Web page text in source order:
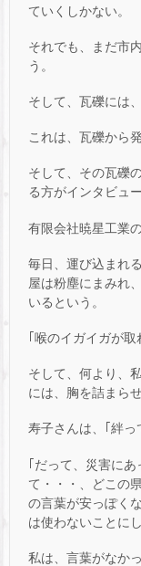
ていくしかない。
それでも、まだ市
う。
そして、瓦礫には
これは、瓦礫から
そして、その瓦礫
る方がインタビュ
有限会社暁星工業
毎日、運び込まれ
屋は粉塵にまみれ
いるという。
｢喉のイガイガが
そして、何より、
には、胸を詰まらせ
寿子さんは、｢絆っ
｢だって、災害に
て・・・、どこの
の言葉が安っぽく
は使わないことに
私は、言葉がなか